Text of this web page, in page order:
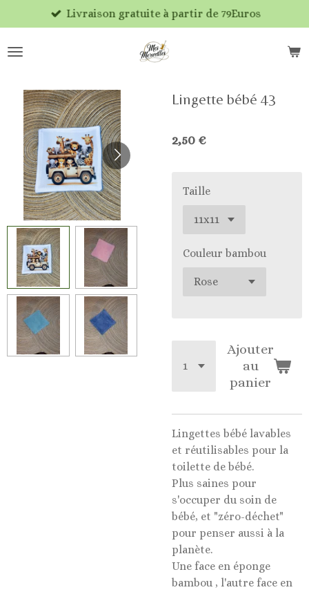
au
contenu
Livraison gratuite à partir de 79Euros
Lingette bébé 43
2,50 €
Taille
Couleur bambou
Ajouter
au
panier
Lingettes bébé lavables
et réutilisables pour la
toilette de bébé.
Plus saines pour
s'occuper du soin de
bébé, et "zéro-déchet"
pour penser aussi à la
planète.
Une face en éponge
bambou , l'autre face en